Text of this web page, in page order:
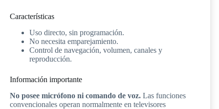
Características
Uso directo, sin programación.
No necesita emparejamiento.
Control de navegación, volumen, canales y
reproducción.
Información importante
No posee micrófono ni comando de voz. Las funciones
convencionales operan normalmente en televisores